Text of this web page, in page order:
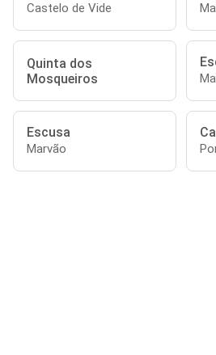
Castelo de Vide
Quinta dos
Mosqueiros
Escusa
Marvão